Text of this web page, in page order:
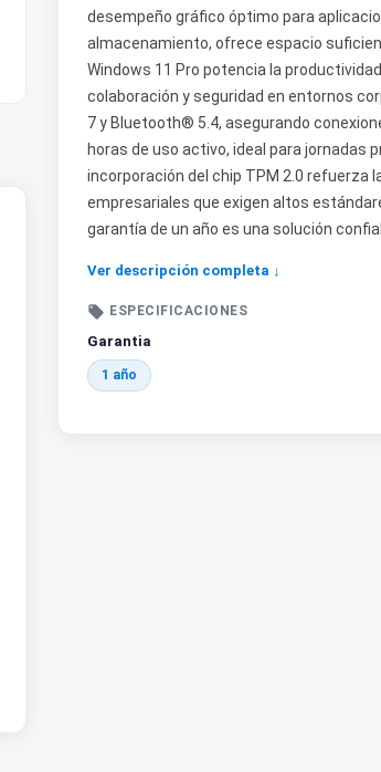
desempeño gráfico óptimo para
almacenamiento, ofrece espacio
Windows 11 Pro potencia la
colaboración y seguridad en entornos
7 y Bluetooth® 5.4, asegurando
horas de uso activo, ideal para jornadas
incorporación del chip TPM 2.0 refuerza
empresariales que exigen altos
garantía de un año es una solución
Ver descripción completa ↓
 ESPECIFICACIONES
Garantia
1 año